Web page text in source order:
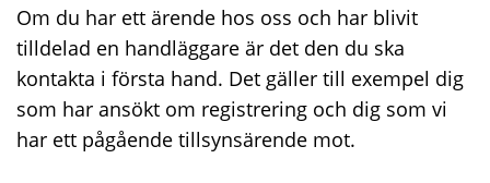
Om du har ett ärende hos oss och har blivit
tilldelad en handläggare är det den du ska
kontakta i första hand. Det gäller till exempel dig
som har ansökt om registrering och dig som vi
har ett pågående tillsynsärende mot.